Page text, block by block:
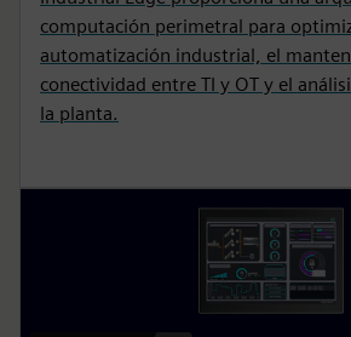
computación perimetral para
automatización industrial, el
conectividad entre TI y OT y el
la planta.